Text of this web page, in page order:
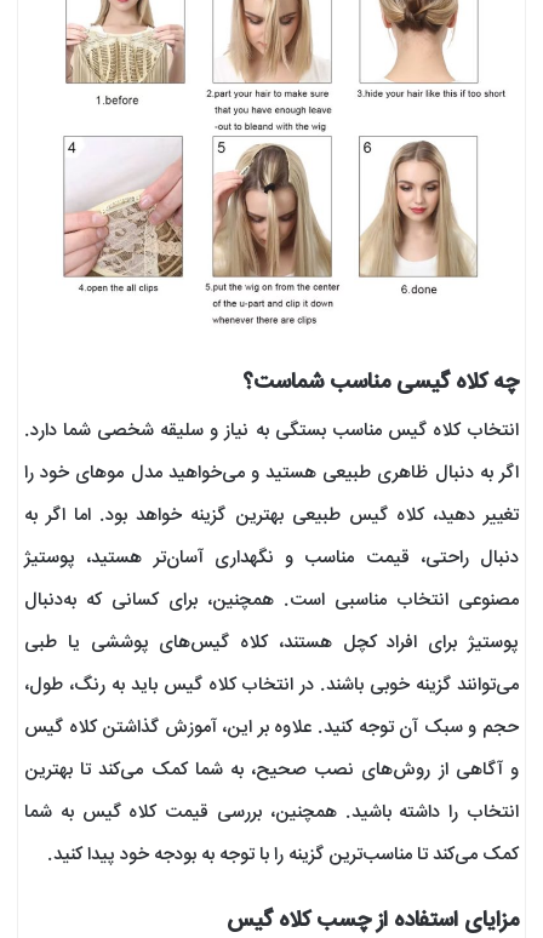
چه کلاه گیسی مناسب شماست؟
انتخاب کلاه گیس مناسب بستگی به نیاز و سلیقه شخصی شما دارد.
اگر به دنبال ظاهری طبیعی هستید و می‌خواهید مدل موهای خود را
تغییر دهید، کلاه گیس طبیعی بهترین گزینه خواهد بود. اما اگر به
دنبال راحتی، قیمت مناسب و نگهداری آسان‌تر هستید، پوستیژ
مصنوعی انتخاب مناسبی است. همچنین، برای کسانی که به‌دنبال
پوستیژ برای افراد کچل هستند، کلاه گیس‌های پوششی یا طبی
می‌توانند گزینه خوبی باشند. در انتخاب کلاه گیس باید به رنگ، طول،
حجم و سبک آن توجه کنید. علاوه بر این، آموزش گذاشتن کلاه گیس
و آگاهی از روش‌های نصب صحیح، به شما کمک می‌کند تا بهترین
انتخاب را داشته باشید. همچنین، بررسی قیمت کلاه گیس به شما
کمک می‌کند تا مناسب‌ترین گزینه را با توجه به بودجه خود پیدا کنید.
مزایای استفاده از چسب کلاه گیس